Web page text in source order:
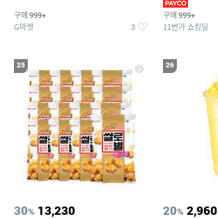
티커 세트
구매 999+
G마켓 3
구매 999+
11번가 쇼킹딜
25
30% 13,230
26
20% 2,960